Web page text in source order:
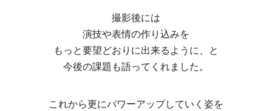
撮影後には
演技や表情の作り込みを
もっと要望どおりに出来るように、と
今後の課題も語ってくれました。
これから更にパワーアップしていく姿を